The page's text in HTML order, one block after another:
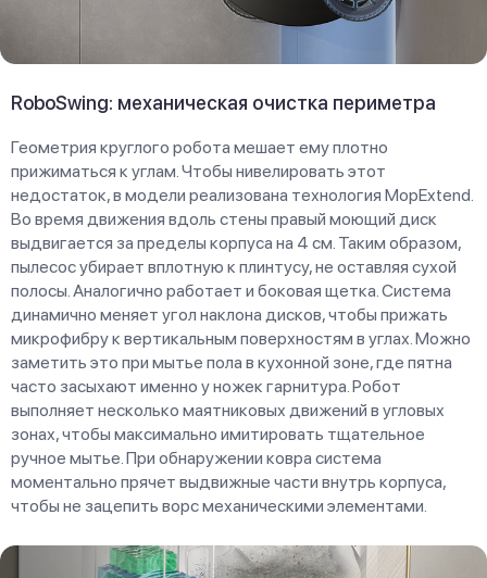
RoboSwing: механическая очистка периметра
Геометрия круглого робота мешает ему плотно
прижиматься к углам. Чтобы нивелировать этот
недостаток, в модели реализована технология MopExtend.
Во время движения вдоль стены правый моющий диск
выдвигается за пределы корпуса на 4 см. Таким образом,
пылесос убирает вплотную к плинтусу, не оставляя сухой
полосы. Аналогично работает и боковая щетка. Система
динамично меняет угол наклона дисков, чтобы прижать
микрофибру к вертикальным поверхностям в углах. Можно
заметить это при мытье пола в кухонной зоне, где пятна
часто засыхают именно у ножек гарнитура. Робот
выполняет несколько маятниковых движений в угловых
зонах, чтобы максимально имитировать тщательное
ручное мытье. При обнаружении ковра система
моментально прячет выдвижные части внутрь корпуса,
чтобы не зацепить ворс механическими элементами.